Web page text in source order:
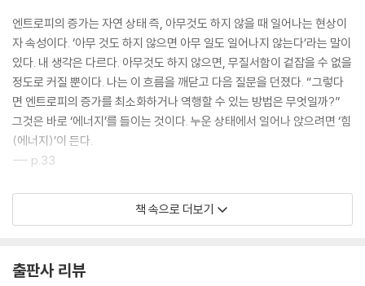
엔트로피의 증가는 자연 상태 즉, 아무것도 하지 않을 때 일어나는 현상이
자 속성이다. ‘아무 것도 하지 않으면 아무 일도 일어나지 않는다’라는 말이
있다. 내 생각은 다르다. 아무것도 하지 않으면, 무질서함이 겉잡을 수 없을
정도로 커질 뿐이다. 나는 이 흐름을 깨닫고 다음 질문을 던졌다. “그렇다
면 엔트로피의 증가를 최소화하거나 역행할 수 있는 방법은 무엇일까?”
그것은 바로 ‘에너지’를 들이는 것이다. 누운 상태에서 일어나 앉으려면 ‘힘
(에너지)’이 든다.
--- p.33
쉬운 선택 위주로 삶을 꾸리다 갑자기 어려운 선택으로 건너뛰면 이러한
부작용이 발생한다. 그러나 이젠 조급함과 어설픈 완벽주의를 버리고 몸을
지를 쓰지 않아도 된다. 급격한 에너지의 확장은 급격한 소모를 낳기 때문
책 속으로 더보기
출판사 리뷰